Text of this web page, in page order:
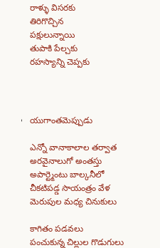
రాళ్ళు విసరకు
తిరిగొచ్చిన
పక్షులున్నాయి
తుపాకి పేల్చకు
రహస్యాన్ని చెప్పకు
యుగాంతమెప్పుడు
ఎన్నో వానాకాలాల తర్వాత
అరవైనాలుగో అంతస్తు
అపార్ట్మెంటు బాల్కనీలో
చీకటిపడ్డ సాయంత్రం వేళ
మెరుపుల మధ్య చినుకులు
కాగితం పడవలు
పంచుకున్న చిల్లుల గొడుగులు